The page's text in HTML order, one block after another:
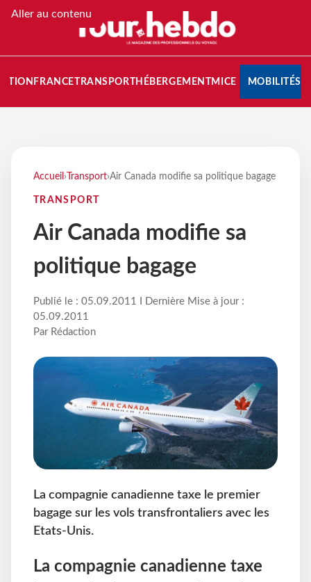
Aller au contenu
FRANCETRANSPORT HÉBERGEMENTMICE MOBILITÉS
Accueil › Transport›Air Canada modifie sa politique bagage
TRANSPORT
Air Canada modifie sa
politique bagage
Publié le : 05.09.2011 I Dernière Mise à jour :
05.09.2011
Par Rédaction
La compagnie canadienne taxe le premier
bagage sur les vols transfrontaliers avec les
Etats-Unis.
La compagnie canadienne taxe